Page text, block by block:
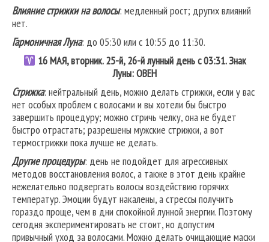
Влияние стрижки на волосы: медленный рост; других влияний
нет.
Гармоничная Луна: до 05:30 или с 10:55 до 11:30.
16 МАЯ, вторник. 25-й, 26-й лунный день с 03:31. Знак
Луны: ОВЕН
Стрижка: нейтральный день, можно делать стрижки, если у вас
нет особых проблем с волосами и вы хотели бы быстро
завершить процедуру; можно стричь челку, она не будет
быстро отрастать; разрешены мужские стрижки, а вот
термострижки пока лучше не делать.
Другие процедуры: день не подойдет для агрессивных
методов восстановления волос, а также в этот день крайне
нежелательно подвергать волосы воздействию горячих
температур. Эмоции будут накалены, а стрессы получить
гораздо проще, чем в дни спокойной лунной энергии. Поэтому
сегодня экспериментировать не стоит, но допустим
привычный уход за волосами. Можно делать очищающие маски